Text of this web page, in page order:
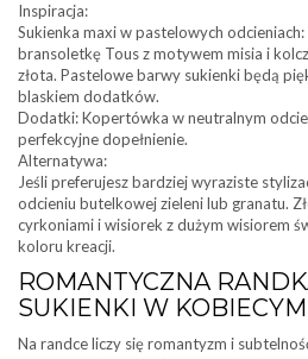
Inspiracja:
Sukienka maxi w pastelowych
bransoletkę Tous z motywem misia i
złota. Pastelowe barwy sukienki będą
blaskiem dodatków.
Dodatki: Kopertówka w neutralnym
perfekcyjne dopełnienie.
Alternatywa:
Jeśli preferujesz bardziej wyraziste
odcieniu butelkowej zieleni lub granatu.
cyrkoniami i wisiorek z dużym wisiorem
koloru kreacji.
ROMANTYCZNA
SUKIENKI W
Na randce liczy się romantyzm i